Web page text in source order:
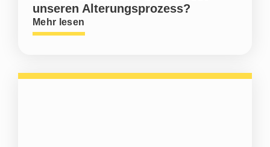
unseren Alterungsprozess?
Mehr lesen